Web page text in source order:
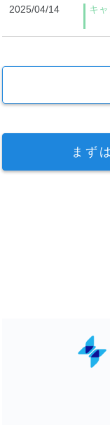
2025/04/14 キ
まず